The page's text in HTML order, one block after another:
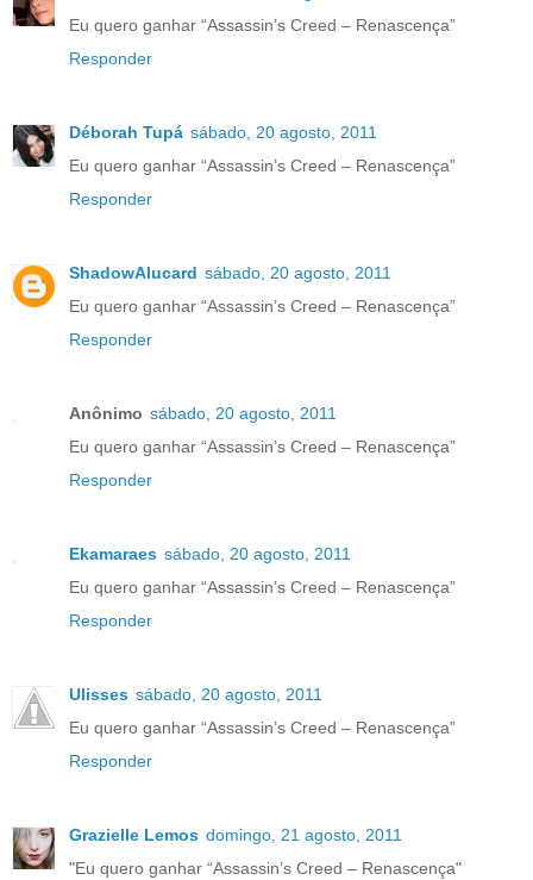
Eu quero ganhar “Assassin’s Creed – Renascença”
Responder
Déborah Tupá sábado, 20 agosto, 2011
Eu quero ganhar “Assassin’s Creed – Renascença”
Responder
ShadowAlucard sábado, 20 agosto, 2011
Eu quero ganhar “Assassin’s Creed – Renascença”
Responder
Anônimo sábado, 20 agosto, 2011
Eu quero ganhar “Assassin’s Creed – Renascença”
Responder
Ekamaraes sábado, 20 agosto, 2011
Eu quero ganhar “Assassin’s Creed – Renascença”
Responder
Ulisses sábado, 20 agosto, 2011
Eu quero ganhar “Assassin’s Creed – Renascença”
Responder
Grazielle Lemos domingo, 21 agosto, 2011
"Eu quero ganhar “Assassin’s Creed – Renascença"